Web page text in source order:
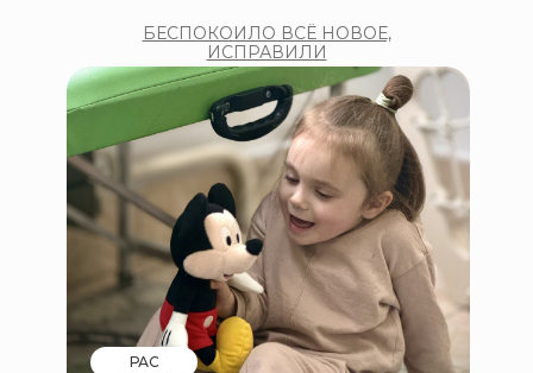
БЕСПОКОИЛО ВСЁ НОВОЕ,
ИСПРАВИЛИ
РАС